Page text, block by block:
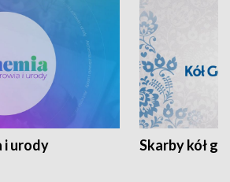
i urody Skarby kół